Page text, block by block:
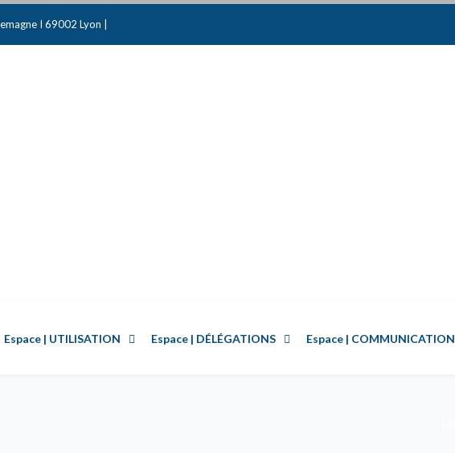
I 69002 Lyon |
Espace | UTILISATION Espace | DÉLÉGATIONS Espace | COMMUNICATION